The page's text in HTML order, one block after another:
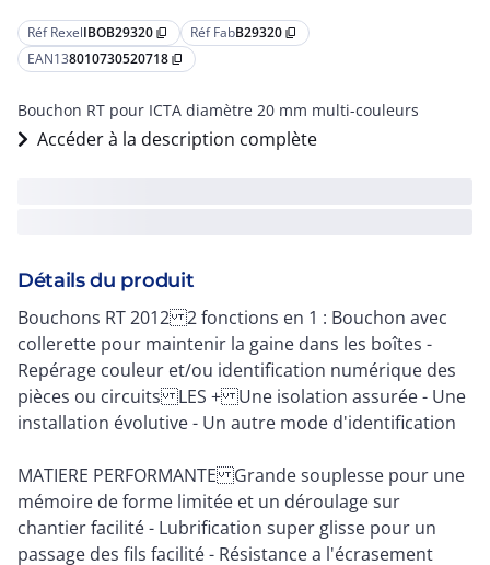
Réf RexelIBOB29320 content_copy Réf FabB29320 content_copy
EAN138010730520718 content_copy
Bouchon RT pour ICTA diamètre 20 mm multi-couleurs
Accéder à la description complète
Détails du produit
Bouchons RT 2012 2 fonctions en 1 : Bouchon avec
collerette pour maintenir la gaine dans les boîtes -
Repérage couleur et/ou identification numérique des
pièces ou circuits LES + Une isolation assurée - Une
installation évolutive - Un autre mode d'identification
MATIERE PERFORMANTE Grande souplesse pour une
mémoire de forme limitée et un déroulage sur
chantier facilité - Lubrification super glisse pour un
passage des fils facilité - Résistance a l'écrasement